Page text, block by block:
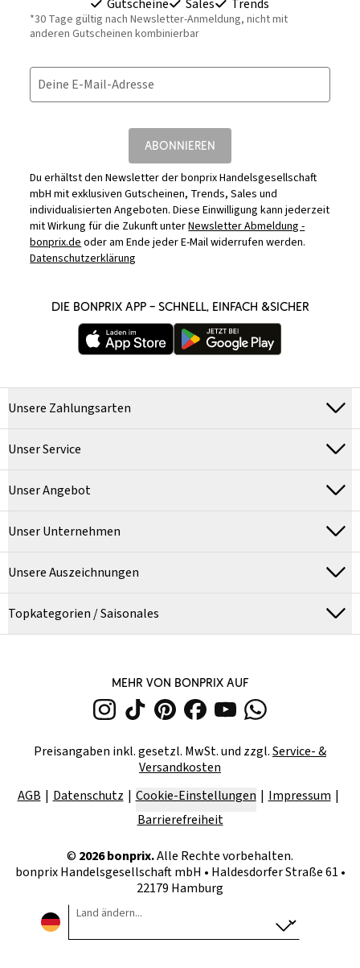
Gutscheine Sales Trends
*30 Tage gültig nach Newsletter-Anmeldung, nicht mit
anderen Gutscheinen kombinierbar
Deine E-Mail-Adresse
ABONNIEREN
Du erhältst den Newsletter der bonprix Handelsgesellschaft
mbH mit exklusiven Gutscheinen, Trends, Sales und
individualisierten Angeboten. Diese Einwilligung kann jederzeit
mit Wirkung für die Zukunft unterNewsletter Abmeldung -
bonprix.deoder am Ende jeder E-Mail widerrufen werden.
Datenschutzerklärung
DIE BONPRIX APP – SCHNELL, EINFACH &SICHER
Unsere Zahlungsarten
Unser Service
Unser Angebot
Unser Unternehmen
Unsere Auszeichnungen
Topkategorien / Saisonales
MEHR VON BONPRIX AUF
Preisangaben inkl. gesetzl. MwSt. und zzgl.Service- &
Versandkosten
AGB
Datenschutz Cookie-Einstellungen
Impressum
Barrierefreiheit
© 2026bonprix.Alle Rechte vorbehalten.
bonprix Handelsgesellschaft mbH • Haldesdorfer Straße 61 •
22179 Hamburg
Land ändern...